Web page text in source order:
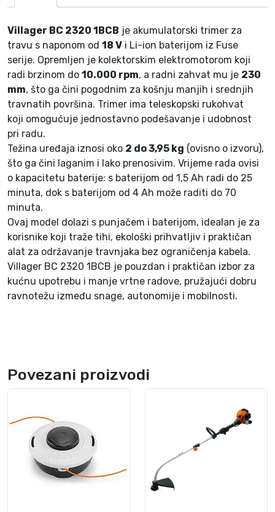
B
C
B
l
l
g
e
r
l
i
i
n
Villager BC 2320 1BCB je akumulatorski trimer za
travu s naponom od 18 V i Li-ion baterijom iz Fuse
serije. Opremljen je kolektorskim elektromotorom koji
radi brzinom do 10.000 rpm, a radni zahvat mu je 230
mm, što ga čini pogodnim za košnju manjih i srednjih
travnatih površina. Trimer ima teleskopski rukohvat
koji omogućuje jednostavno podešavanje i udobnost
pri radu.
Težina uređaja iznosi oko 2 do 3,95 kg (ovisno o izvoru),
što ga čini laganim i lako prenosivim. Vrijeme rada ovisi
o kapacitetu baterije: s baterijom od 1,5 Ah radi do 25
minuta, dok s baterijom od 4 Ah može raditi do 70
minuta.
Ovaj model dolazi s punjačem i baterijom, idealan je za
korisnike koji traže tihi, ekološki prihvatljiv i praktičan
alat za održavanje travnjaka bez ograničenja kabela.
Villager BC 2320 1BCB je pouzdan i praktičan izbor za
kućnu upotrebu i manje vrtne radove, pružajući dobru
ravnotežu između snage, autonomije i mobilnosti.
Povezani proizvodi